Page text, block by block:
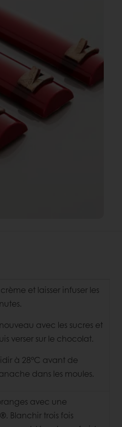
et laisser infuser les
avec les sucres et
verser sur le chocolat.
à 28°C avant de
dans les moules.
avec une
Blanchir trois fois